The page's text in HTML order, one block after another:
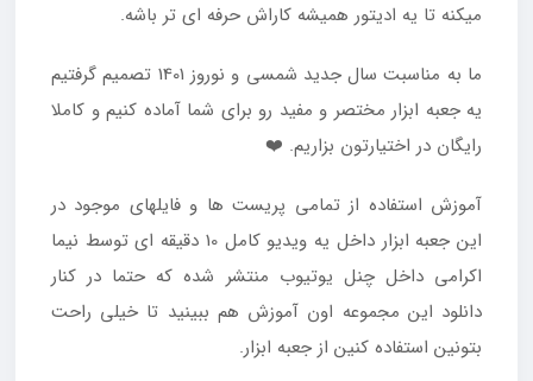
میکنه تا یه ادیتور همیشه کاراش حرفه ای تر باشه.
ما به مناسبت سال جدید شمسی و نوروز 1401 تصمیم گرفتیم
یه جعبه ابزار مختصر و مفید رو برای شما آماده کنیم و کاملا
رایگان در اختیارتون بزاریم. ❤️
آموزش استفاده از تمامی پریست ها و فایلهای موجود در
این جعبه ابزار داخل یه ویدیو کامل 10 دقیقه ای توسط نیما
اکرامی داخل چنل یوتیوب منتشر شده که حتما در کنار
دانلود این مجموعه اون آموزش هم ببینید تا خیلی راحت
بتونین استفاده کنین از جعبه ابزار.